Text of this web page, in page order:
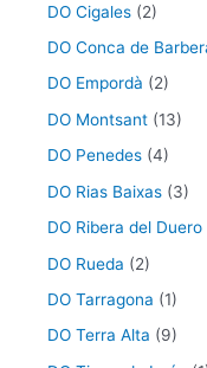
DO Cigales (2)
DO Conca de
DO Empordà (2)
DO Montsant (13)
DO Penedes (4)
DO Rias Baixas (3)
DO Ribera del Duero
DO Rueda (2)
DO Tarragona (1)
DO Terra Alta (9)